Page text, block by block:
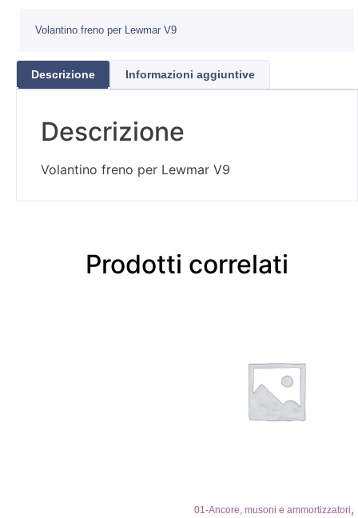
Volantino freno per Lewmar V9
Descrizione Informazioni aggiuntive
Descrizione
Volantino freno per Lewmar V9
Prodotti correlati
01-Ancore, musoni e ammortizzatori,